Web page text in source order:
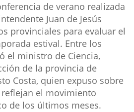
de verano realizada
Juan de Jesús
provinciales para evaluar el
estival. Entre los
el ministro de Ciencia,
de la provincia de
Costa, quien expuso sobre
el movimiento
de los últimos meses.